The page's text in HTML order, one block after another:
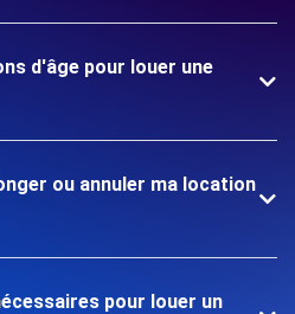
d'âge pour louer une
ou annuler ma location
pour louer un